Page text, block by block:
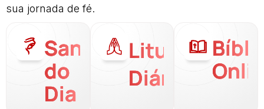
sua jornada de fé.
Santo
do
Dia
Liturgia
Diária